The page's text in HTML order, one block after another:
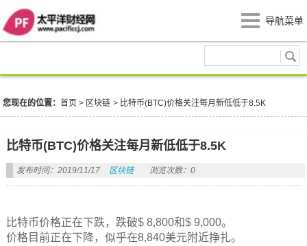
导航菜单
您现在的位置：首页 > 区块链 > 比特币(BTC)价格关注每月新低低于8.5K
比特币(BTC)价格关注每月新低低于8.5K
发布时间：2019/11/17 区块链 浏览次数：0
比特币价格正在下跌，跌破$ 8,800和$ 9,000。
价格目前正在下降，似乎在8,840美元附近挣扎。